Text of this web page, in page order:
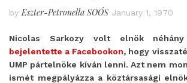
by Eszter-Petronella SOÓS January 1, 1970
Nicolas Sarkozy volt elnök
bejelentette a Facebookon, hogy
UMP pártelnöke kíván lenni. Azt nem
ismét megpályázza a köztársasági